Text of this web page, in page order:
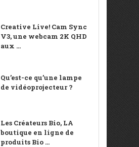
Creative Live! Cam Sync
V3, une webcam 2K QHD
aux ...
Qu’est-ce qu’une lampe
de vidéoprojecteur ?
Les Créateurs Bio, LA
boutique en ligne de
produits Bio ...